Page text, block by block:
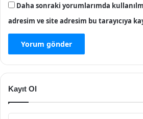
Daha sonraki yorumlarımda
adresim ve site adresim bu tarayıcıya
Kayıt Ol